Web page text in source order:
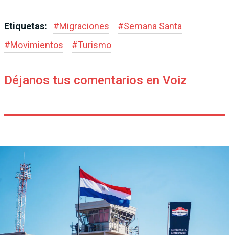
Etiquetas: #Migraciones #Semana Santa
#Movimientos #Turismo
Déjanos tus comentarios en Voiz